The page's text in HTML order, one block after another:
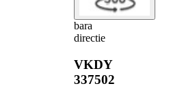
bara
directie
VKDY
337502